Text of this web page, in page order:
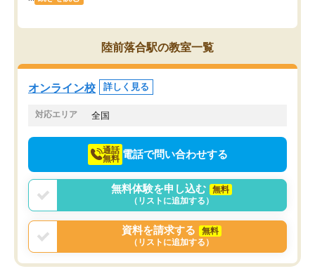
陸前落合駅の教室一覧
オンライン校 詳しく見る
対応エリア 全国
通話
無料 電話で問い合わせする
無料体験を申し込む
無料
（リストに追加する）
資料を請求する
無料
（リストに追加する）